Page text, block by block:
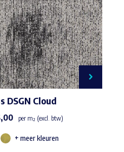
DSGN Cloud
per m² (excl. btw)
Dit
+ meer kleuren